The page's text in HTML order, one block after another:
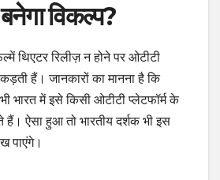
विकल्प?
थिएटर रिलीज़ न होने पर ओटीटी
हैं। जानकारों का मानना है कि
भारत में इसे किसी ओटीटी प्लेटफॉर्म के
ऐसा हुआ तो भारतीय दर्शक भी इस
पाएंगे।